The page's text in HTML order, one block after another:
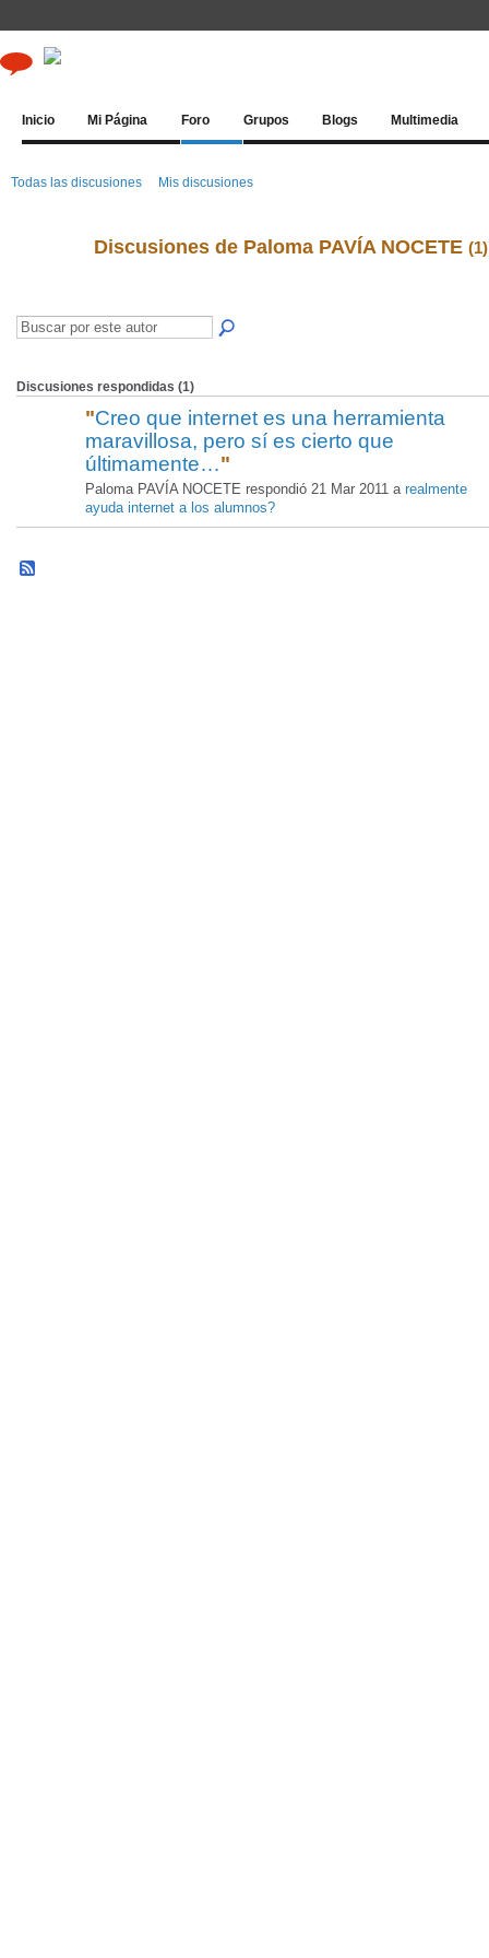
Inicio Mi Página Foro Grupos Blogs Multimedia
Todas las discusiones Mis discusiones
Discusiones de Paloma PAVÍA NOCETE (1)
Discusiones respondidas (1)
"Creo que internet es una herramienta
maravillosa, pero sí es cierto que
últimamente…"
Paloma PAVÍA NOCETE respondió 21 Mar 2011 a realmente
ayuda internet a los alumnos?